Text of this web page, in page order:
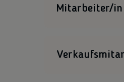
Mitarbeiter/in
Zur